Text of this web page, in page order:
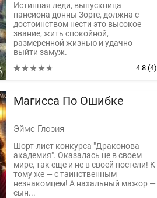
Истинная леди, выпускница
пансиона донны Зорте, должна с
достоинством нести это высокое
звание, жить спокойной,
размеренной жизнью и удачно
выйти замуж.
4.8 (4)
Магисса По Ошибке
Эймс Глория
Шорт-лист конкурса "Драконова
академия". Оказалась не в своем
мире, так еще и не в своей постели! К
тому же — с таинственным
незнакомцем! А нахальный мажор —
сын...